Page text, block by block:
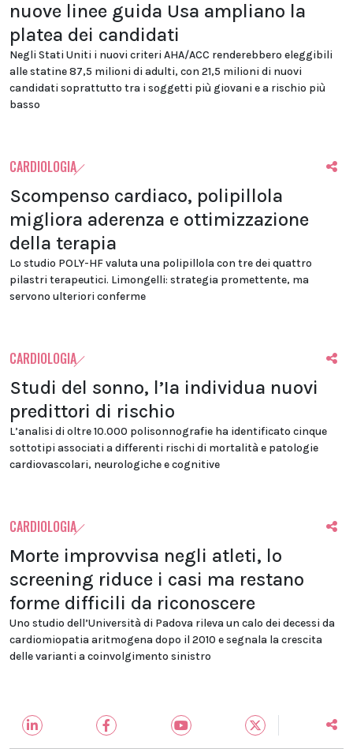
nuove linee guida Usa ampliano la
platea dei candidati
Negli Stati Uniti i nuovi criteri AHA/ACC renderebbero eleggibili
alle statine 87,5 milioni di adulti, con 21,5 milioni di nuovi
candidati soprattutto tra i soggetti più giovani e a rischio più
basso
CARDIOLOGIA
Scompenso cardiaco, polipillola
migliora aderenza e ottimizzazione
della terapia
Lo studio POLY-HF valuta una polipillola con tre dei quattro
pilastri terapeutici. Limongelli: strategia promettente, ma
servono ulteriori conferme
CARDIOLOGIA
Studi del sonno, l’Ia individua nuovi
predittori di rischio
L’analisi di oltre 10.000 polisonnografie ha identificato cinque
sottotipi associati a differenti rischi di mortalità e patologie
cardiovascolari, neurologiche e cognitive
CARDIOLOGIA
Morte improvvisa negli atleti, lo
screening riduce i casi ma restano
forme difficili da riconoscere
Uno studio dell’Università di Padova rileva un calo dei decessi da
cardiomiopatia aritmogena dopo il 2010 e segnala la crescita
delle varianti a coinvolgimento sinistro